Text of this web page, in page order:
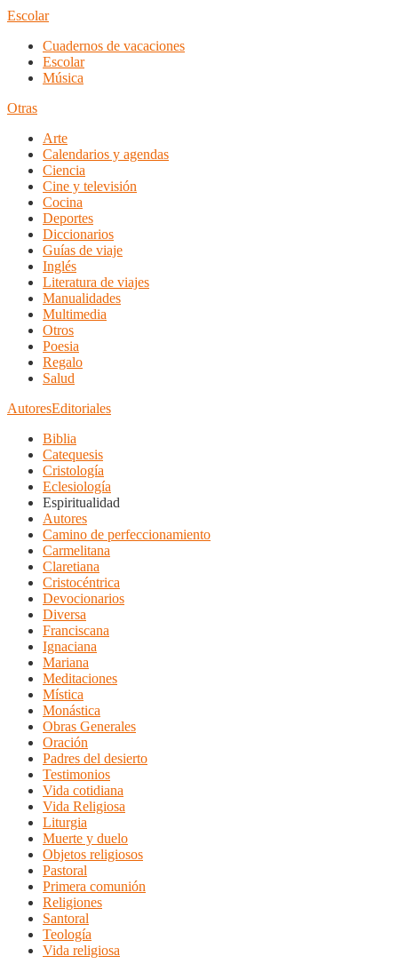
Escolar
Cuadernos de vacaciones
Escolar
Música
Otras
Arte
Calendarios y agendas
Ciencia
Cine y televisión
Cocina
Deportes
Diccionarios
Guías de viaje
Inglés
Literatura de viajes
Manualidades
Multimedia
Otros
Poesia
Regalo
Salud
AutoresEditoriales
Biblia
Catequesis
Cristología
Eclesiología
Espiritualidad
Autores
Camino de perfeccionamiento
Carmelitana
Claretiana
Cristocéntrica
Devocionarios
Diversa
Franciscana
Ignaciana
Mariana
Meditaciones
Mística
Monástica
Obras Generales
Oración
Padres del desierto
Testimonios
Vida cotidiana
Vida Religiosa
Liturgia
Muerte y duelo
Objetos religiosos
Pastoral
Primera comunión
Religiones
Santoral
Teología
Vida religiosa